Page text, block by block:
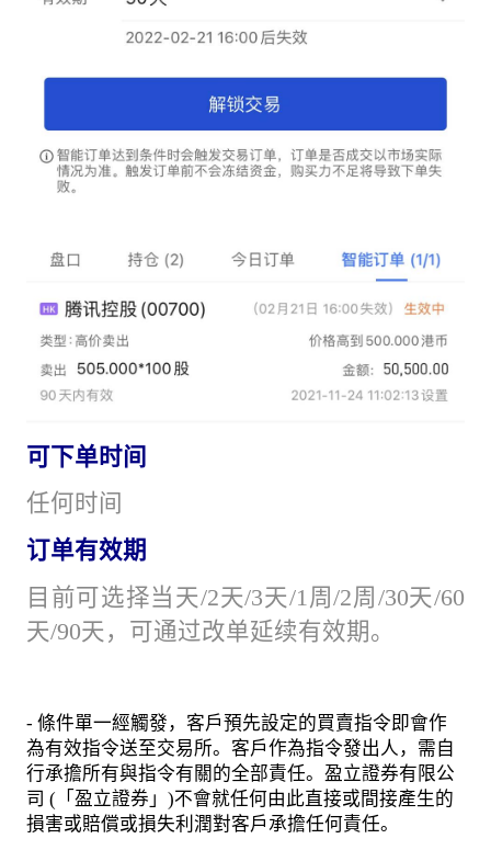
可下单时间
任何时间
订单有效期
目前可选择当天/2天/3天/1周/2周/30天/60
天/90天，可通过改单延续有效期。
- 條件單一經觸發，客戶預先設定的買賣指令即會作
為有效指令送至交易所。客戶作為指令發出人，需自
行承擔所有與指令有關的全部責任。盈立證券有限公
司 (「盈立證券」)不會就任何由此直接或間接產生的
損害或賠償或損失利潤對客戶承擔任何責任。